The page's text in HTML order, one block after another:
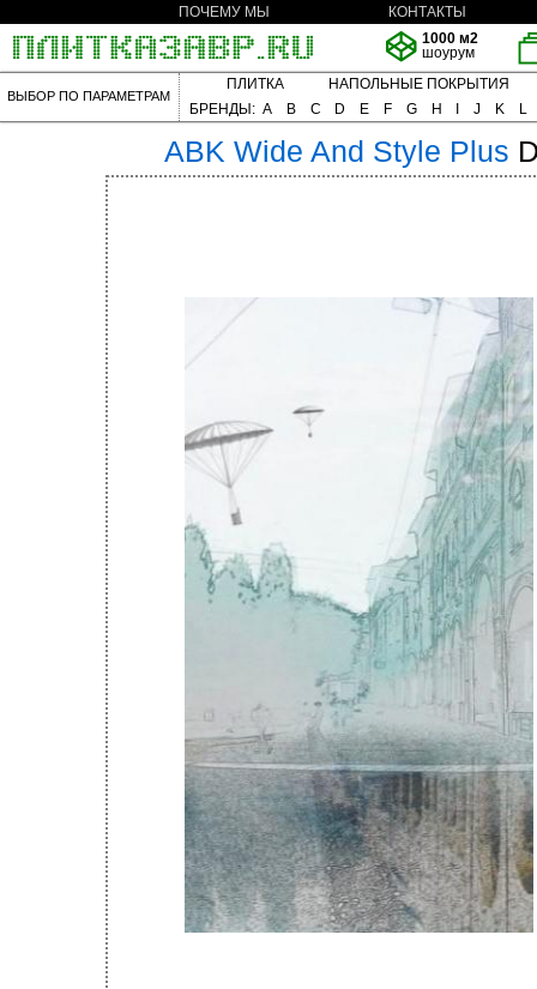
ПОЧЕМУ МЫ
КОНТАКТЫ
1000 м2
шоурум
ВЫБОР ПО ПАРАМЕТРАМ
ПЛИТКА
НАПОЛЬНЫЕ ПОКРЫТИЯ
БРЕНДЫ: A B C D E F G H J K L
ABK Wide And Style Plus